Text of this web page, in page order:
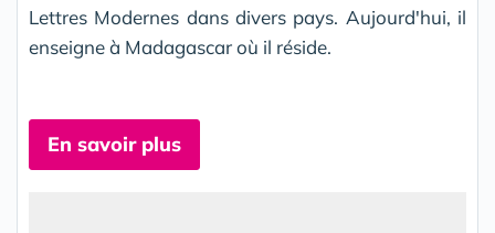
Lettres Modernes dans divers pays. Aujourd'hui, il
enseigne à Madagascar où il réside.
En savoir plus